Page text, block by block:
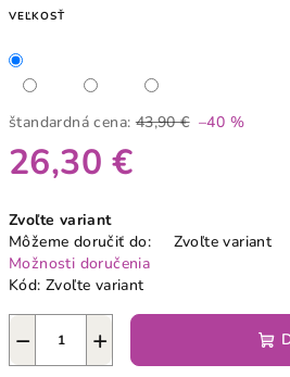
VEĽKOSŤ
štandardná cena: 43,90 € –40 %
26,30 €
cena:
Zvoľte variant
Môžeme doručiť do:
Zvoľte variant
Možnosti doručenia
Kód: Zvoľte variant
+
−